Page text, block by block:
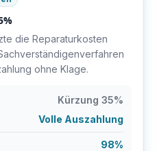
die Reparaturkosten
ohne Klage.
Kürzung 35%
Volle Auszahlung
98%